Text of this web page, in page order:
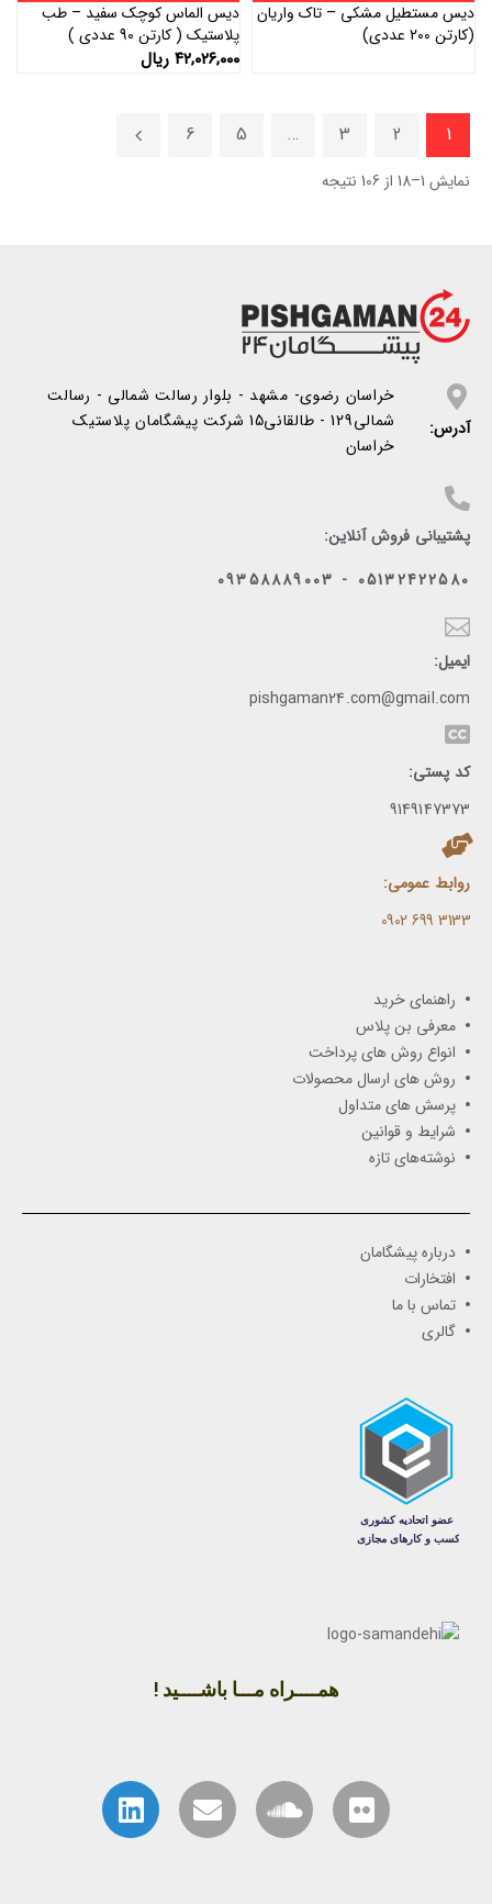
دیس مستطیل مشکی – تاک واریان
(کارتن 200 عددی)
دیس الماس کوچک سفید – طب
پلاستیک ( کارتن 90 عددی )
۴۲,۰۲۶,۰۰۰ ریال
1
2
3
…
5
6
نمایش 1–18 از 106 نتیجه
آدرس:
خراسان رضوی- مشهد - بلوار رسالت شمالی - رسالت
شمالی129 - طالقانی15 شرکت پیشگامان پلاستیک
خراسان
پشتیبانی فروش آنلاین:
05132422580 - 09358889003
ایمیل:
pishgaman24.com@gmail.com
کد پستی:
9149147373
روابط عمومی:
3133 699 0902​
راهنمای خرید
معرفی بن پلاس
انواع روش های پرداخت
روش های ارسال محصولات
پرسش های متداول
شرایط و قوانین
نوشته‌های تازه
درباره پیشگامان
افتخارات
تماس با ما
گالری
همــــراه مـــا باشــــید !